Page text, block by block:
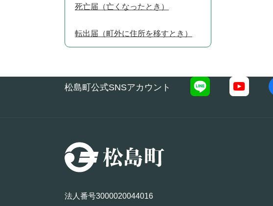
死亡届（亡くなったとき）
転出届（町外に住所を移すとき）
松島町公式SNSアカウント
法人番号3000020044016